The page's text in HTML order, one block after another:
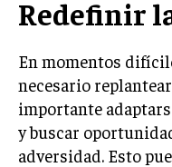
E-COMMERCE
E-COMMERCE Y
ESTRATEGIAS
PRECIOS
Redefinir
En momentos
necesario
importante
y buscar
adversidad. Esto